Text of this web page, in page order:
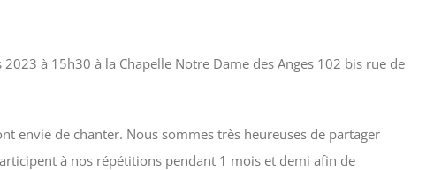
à 15h30 à la Chapelle Notre Dame des Anges 102 bis rue de
envie de chanter. Nous sommes très heureuses de partager
à nos répétitions pendant 1 mois et demi afin de